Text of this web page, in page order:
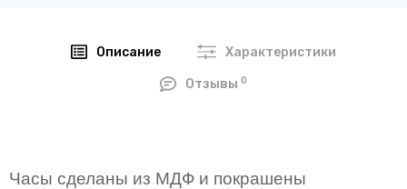
Описание Характеристики
Отзывы0
Часы сделаны из МДФ и покрашены